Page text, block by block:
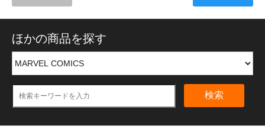
ほかの商品を探す
検索